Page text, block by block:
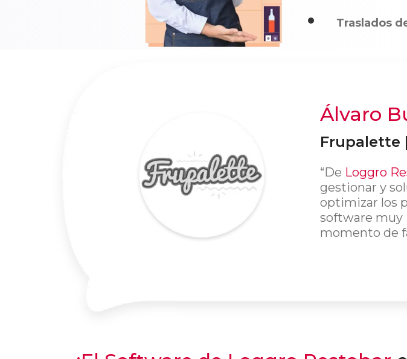
Traslados
Álvaro
Frupalette
“De Loggro
gestionar y
optimizar los
software muy
momento de